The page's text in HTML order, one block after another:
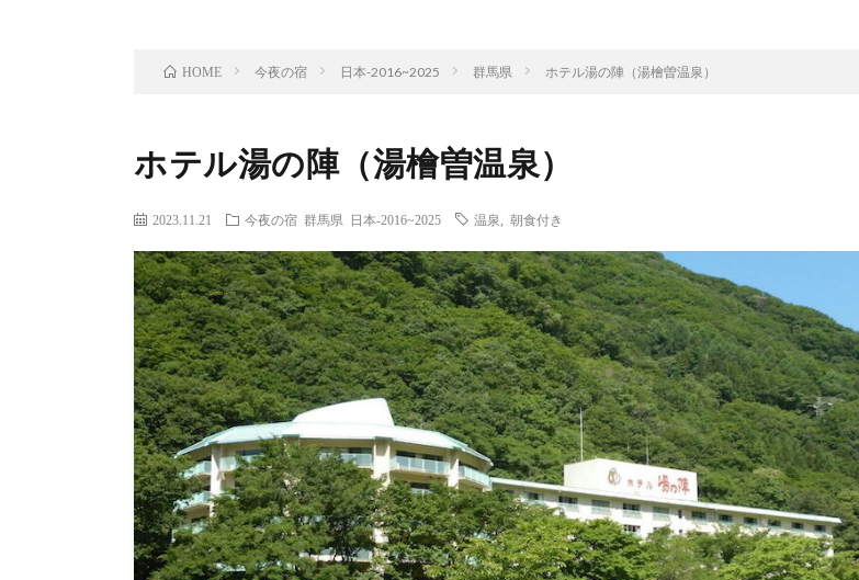
HOME 今夜の宿 日本-2016~2025 群馬県 ホテル湯の陣（湯檜曽温泉）
ホテル湯の陣（湯檜曽温泉）
2023.11.21 今夜の宿 群馬県 日本-2016~2025 温泉 朝食付き